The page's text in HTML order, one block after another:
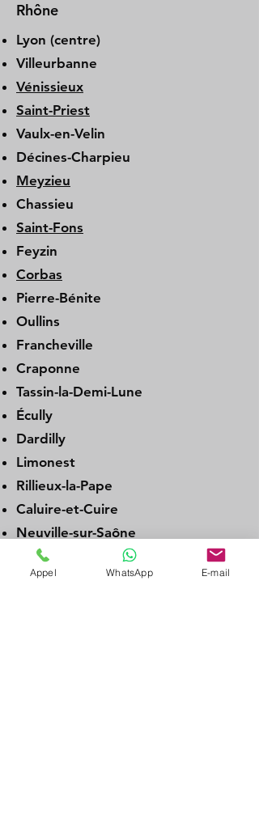
Rhône
Lyon (centre)
Villeurbanne
Vénissieux
Saint-Priest
Vaulx-en-Velin
Décines-Charpieu
Meyzieu
Chassieu
Saint-Fons
Feyzin
Corbas
Pierre-Bénite
Oullins
Francheville
Craponne
Tassin-la-Demi-Lune
Écully
Dardilly
Limonest
Rillieux-la-Pape
Caluire-et-Cuire
Neuville-sur-Saône
Genay
Albigny-sur-Saône
Appel WhatsApp E-mail